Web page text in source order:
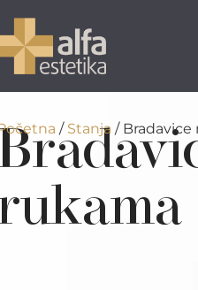
/ Stanja / Bradavice